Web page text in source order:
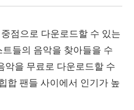
점으로 다운로드할 수 있는
들의 음악을 찾아들을 수
악을 무료로 다운로드할 수
합 팬들 사이에서 인기가 높